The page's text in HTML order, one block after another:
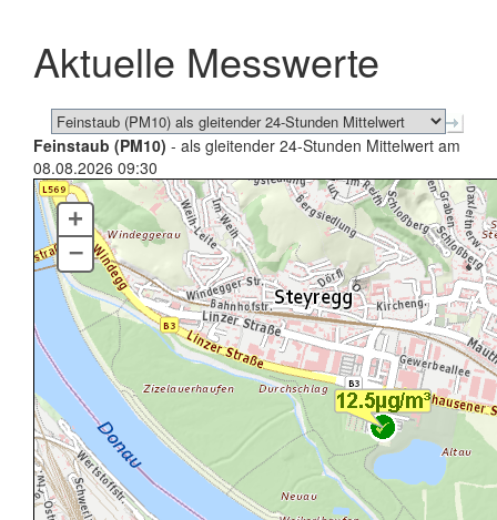
schließen
Aktuelle Messwerte
Feinstaub (PM10) - als gleitender 24-Stunden Mittelwert am
08.08.2026 09:30
+
–